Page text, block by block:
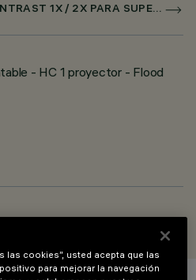
LASER BLADE XS HIGH CONTRAST 1X / 2X PARA SUPERRAIL CASAMBI
- HC 1 proyector - Flood
las cookies”, usted acepta que las
para mejorar la navegación